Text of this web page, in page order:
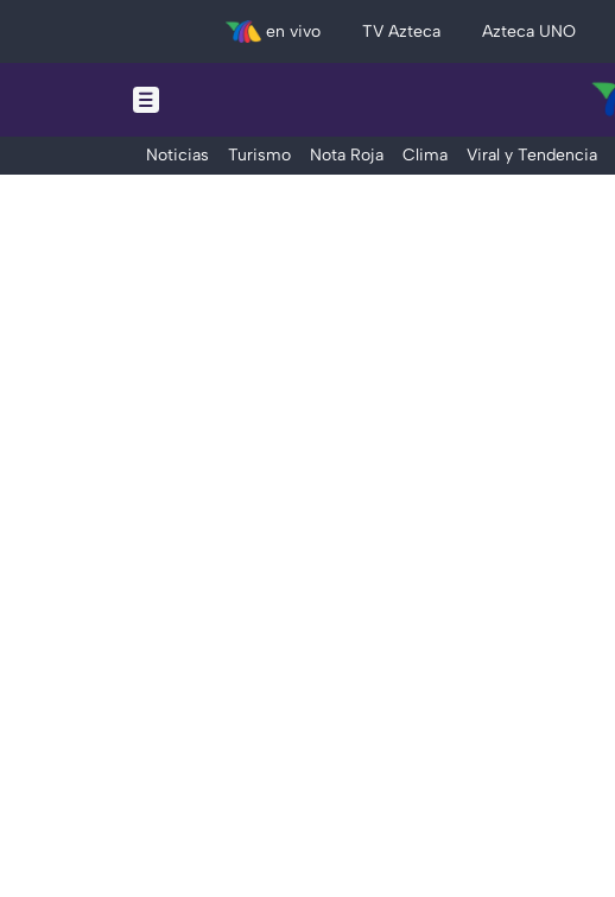
en vivo TV Azteca Azteca UNO
Noticias Turismo Nota Roja Clima Viral y Tendencia